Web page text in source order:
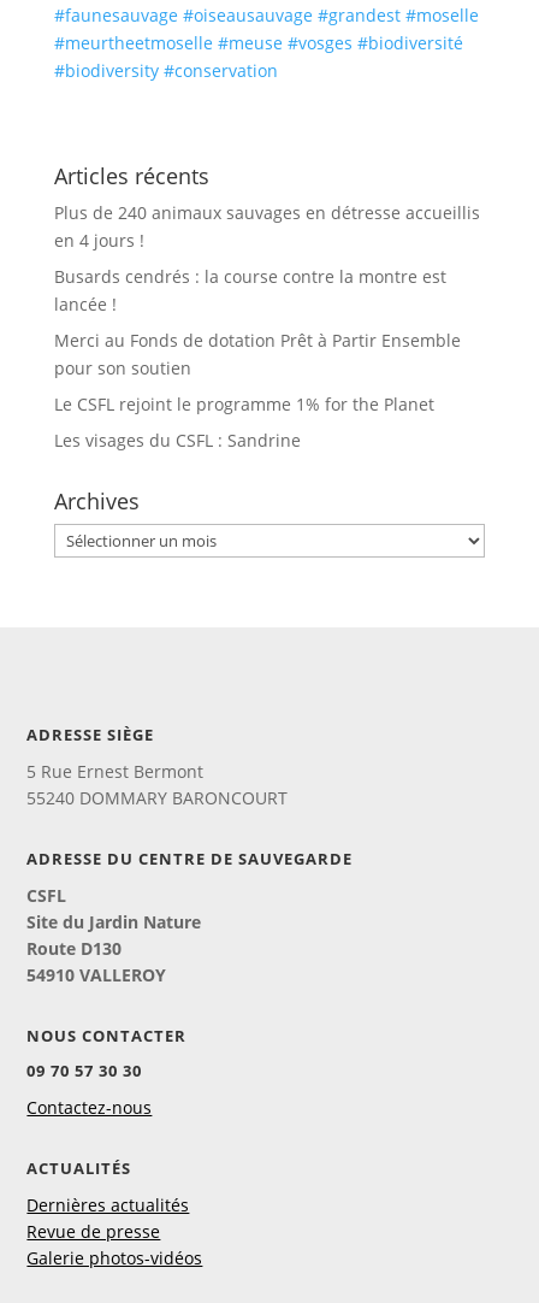
#faunesauvage #oiseausauvage #grandest #moselle
#meurtheetmoselle #meuse #vosges #biodiversité
#biodiversity #conservation
Articles récents
Plus de 240 animaux sauvages en détresse accueillis
en 4 jours !
Busards cendrés : la course contre la montre est
lancée !
Merci au Fonds de dotation Prêt à Partir Ensemble
pour son soutien
Le CSFL rejoint le programme 1% for the Planet
Les visages du CSFL : Sandrine
Archives
Archives
ADRESSE SIÈGE
5 Rue Ernest Bermont
55240 DOMMARY BARONCOURT
ADRESSE DU CENTRE DE SAUVEGARDE
CSFL
Site du Jardin Nature
Route D130
54910 VALLEROY
NOUS CONTACTER
09 70 57 30 30
Contactez-nous
ACTUALITÉS
Dernières actualités
Revue de presse
Galerie photos-vidéos